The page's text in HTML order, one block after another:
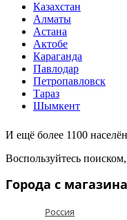
Казахстан
Алматы
Астана
Актобе
Караганда
Павлодар
Петропавловск
Тараз
Шымкент
И ещё более 1100
Воспользуйтесь
Города с
Россия